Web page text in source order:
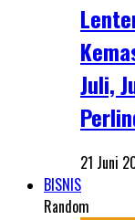
Juli,
21 Juni
BISNIS
Random